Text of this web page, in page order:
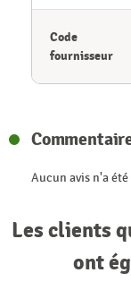
Code
fournisseur
Aucun avis n'a
Les clients
ont